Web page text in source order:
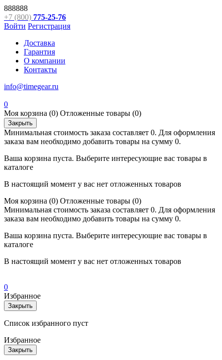
888888
+7 (800) 775-25-76
Войти Регистрация
Доставка
Гарантия
О компании
Контакты
info@timegear.ru
0
Моя корзина (0) Отложенные товары (0)
Закрыть
Минимальная стоимость заказа составляет 0. Для оформления
заказа вам необходимо добавить товары на сумму 0.
Ваша корзина пуста. Выберите интересующие вас товары в
каталоге
В настоящий момент у вас нет отложенных товаров
Моя корзина (0) Отложенные товары (0)
Минимальная стоимость заказа составляет 0. Для оформления
заказа вам необходимо добавить товары на сумму 0.
Ваша корзина пуста. Выберите интересующие вас товары в
каталоге
В настоящий момент у вас нет отложенных товаров
0
Избранное
Закрыть
Список избранного пуст
Избранное
Закрыть